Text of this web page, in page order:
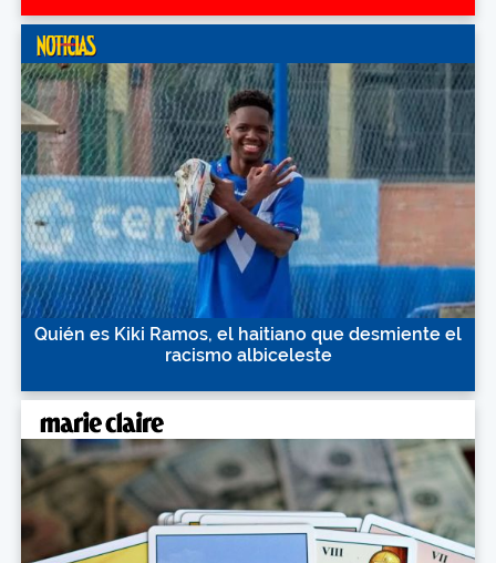
Quién es Kiki Ramos, el haitiano que desmiente el
racismo albiceleste